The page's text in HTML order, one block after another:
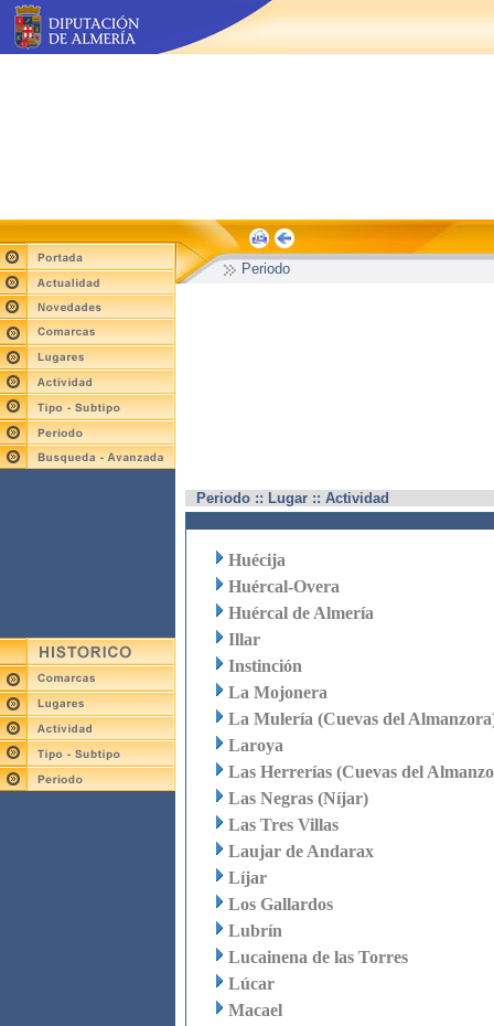
Periodo
Periodo :: Lugar :: Actividad
Huécija
Huércal-Overa
Huércal de Almería
Illar
Instinción
La Mojonera
La Mulería (Cuevas del
Laroya
Las Herrerías (Cuevas del
Las Negras (Níjar)
Las Tres Villas
Laujar de Andarax
Líjar
Los Gallardos
Lubrín
Lucainena de las Torres
Lúcar
Macael